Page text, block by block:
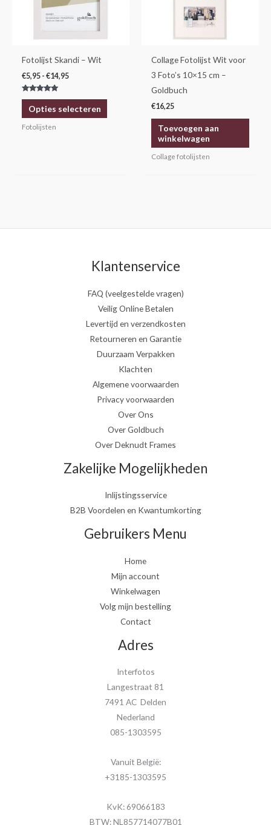
Fotolijst Skandi – Wit
€5,95 - €14,95
Gewaardeerd
5.00
uit 5Opties selecteren
kan
de
productpagina
Fotolijsten
Collage Fotolijst Wit voor
3 Foto’s 10×15 cm –
Goldbuch
€16,25
Toevoegen aan
winkelwagen
Collage fotolijsten
Klantenservice
FAQ (veelgestelde vragen)
Veilig Online Betalen
Levertijd en verzendkosten
Retourneren en Garantie
Duurzaam Verpakken
Klachten
Algemene voorwaarden
Privacy voorwaarden
Over Ons
Over Goldbuch
Over Deknudt Frames
Zakelijke Mogelijkheden
Inlijstingsservice
B2B Voordelen en Kwantumkorting
Gebruikers Menu
Home
Mijn account
Winkelwagen
Volg mijn bestelling
Contact
Adres
Interfotos
Langestraat 81
7491 AC Delden
Nederland
085-1303595
Vanuit België:
+3185-1303595
KvK: 69066183
BTW: NL857714077B01